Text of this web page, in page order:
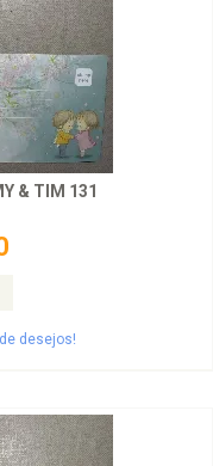
& TIM 131
desejos!